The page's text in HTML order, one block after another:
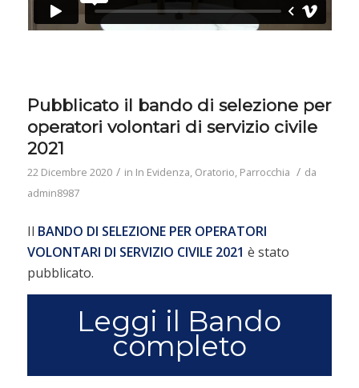
Pubblicato il bando di selezione per
operatori volontari di servizio civile
2021
22 Dicembre 2020 / in In Evidenza, Oratorio, Parrocchia / da
admin8987
Il BANDO DI SELEZIONE PER OPERATORI
VOLONTARI DI SERVIZIO CIVILE 2021 è stato
pubblicato.
Leggi il Bando
completo